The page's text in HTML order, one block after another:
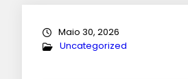
Maio 30, 2026
Uncategorized